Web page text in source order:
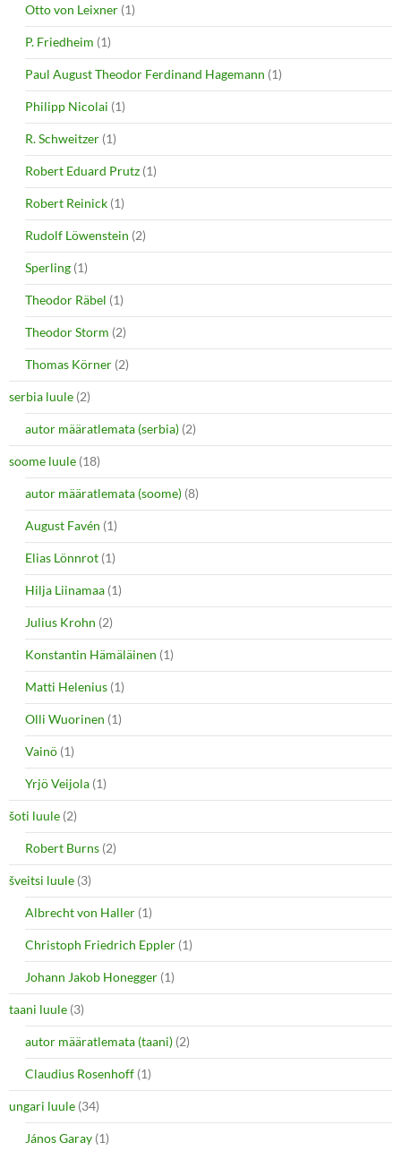
Otto von Leixner (1)
P. Friedheim (1)
Paul August Theodor Ferdinand Hagemann (1)
Philipp Nicolai (1)
R. Schweitzer (1)
Robert Eduard Prutz (1)
Robert Reinick (1)
Rudolf Löwenstein (2)
Sperling (1)
Theodor Räbel (1)
Theodor Storm (2)
Thomas Körner (2)
serbia luule (2)
autor määratlemata (serbia) (2)
soome luule (18)
autor määratlemata (soome) (8)
August Favén (1)
Elias Lönnrot (1)
Hilja Liinamaa (1)
Julius Krohn (2)
Konstantin Hämäläinen (1)
Matti Helenius (1)
Olli Wuorinen (1)
Vainö (1)
Yrjö Veijola (1)
šoti luule (2)
Robert Burns (2)
šveitsi luule (3)
Albrecht von Haller (1)
Christoph Friedrich Eppler (1)
Johann Jakob Honegger (1)
taani luule (3)
autor määratlemata (taani) (2)
Claudius Rosenhoff (1)
ungari luule (34)
János Garay (1)